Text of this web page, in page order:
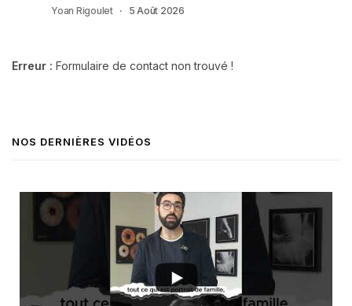
Yoan Rigoulet 5 Août 2026
Erreur : Formulaire de contact non trouvé !
NOS DERNIÈRES VIDÉOS